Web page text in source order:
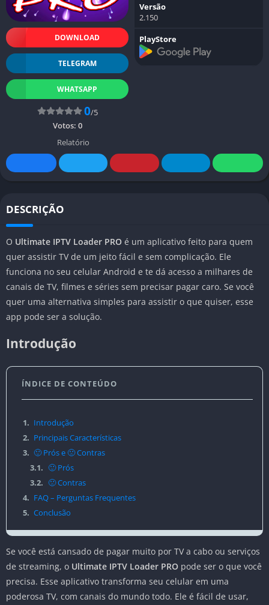
DOWNLOAD
TELEGRAM
WHATSAPP
0/5
Votos: 0
Relatório
Versão
2.150
PlayStore
DESCRIÇÃO
O Ultimate IPTV Loader PRO é um aplicativo feito para quem
quer assistir TV de um jeito fácil e sem complicação. Ele
funciona no seu celular Android e te dá acesso a milhares de
canais de TV, filmes e séries sem precisar pagar caro. Se você
quer uma alternativa simples para assistir o que quiser, esse
app pode ser a solução.
Introdução
ÍNDICE DE CONTEÚDO
1. Introdução
2. Principais Características
3. 🙂 Prós e 🙁 Contras
3.1. 🙂 Prós
3.2. 🙁 Contras
4. FAQ – Perguntas Frequentes
5. Conclusão
Se você está cansado de pagar muito por TV a cabo ou serviços
de streaming, o Ultimate IPTV Loader PRO pode ser o que você
precisa. Esse aplicativo transforma seu celular em uma
poderosa TV, com canais do mundo todo. Ele é fácil de usar,